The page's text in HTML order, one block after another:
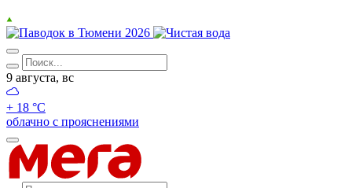
9 августа, вс
+ 18 °С
облачно с прояснениями